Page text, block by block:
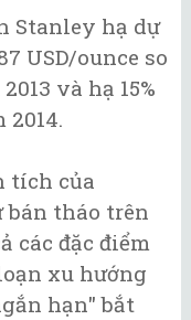
Stanley hạ dự
USD/ounce so
và hạ 15%
2014.
tích của
bán tháo trên
các đặc điểm
xu hướng
hạn" bắt